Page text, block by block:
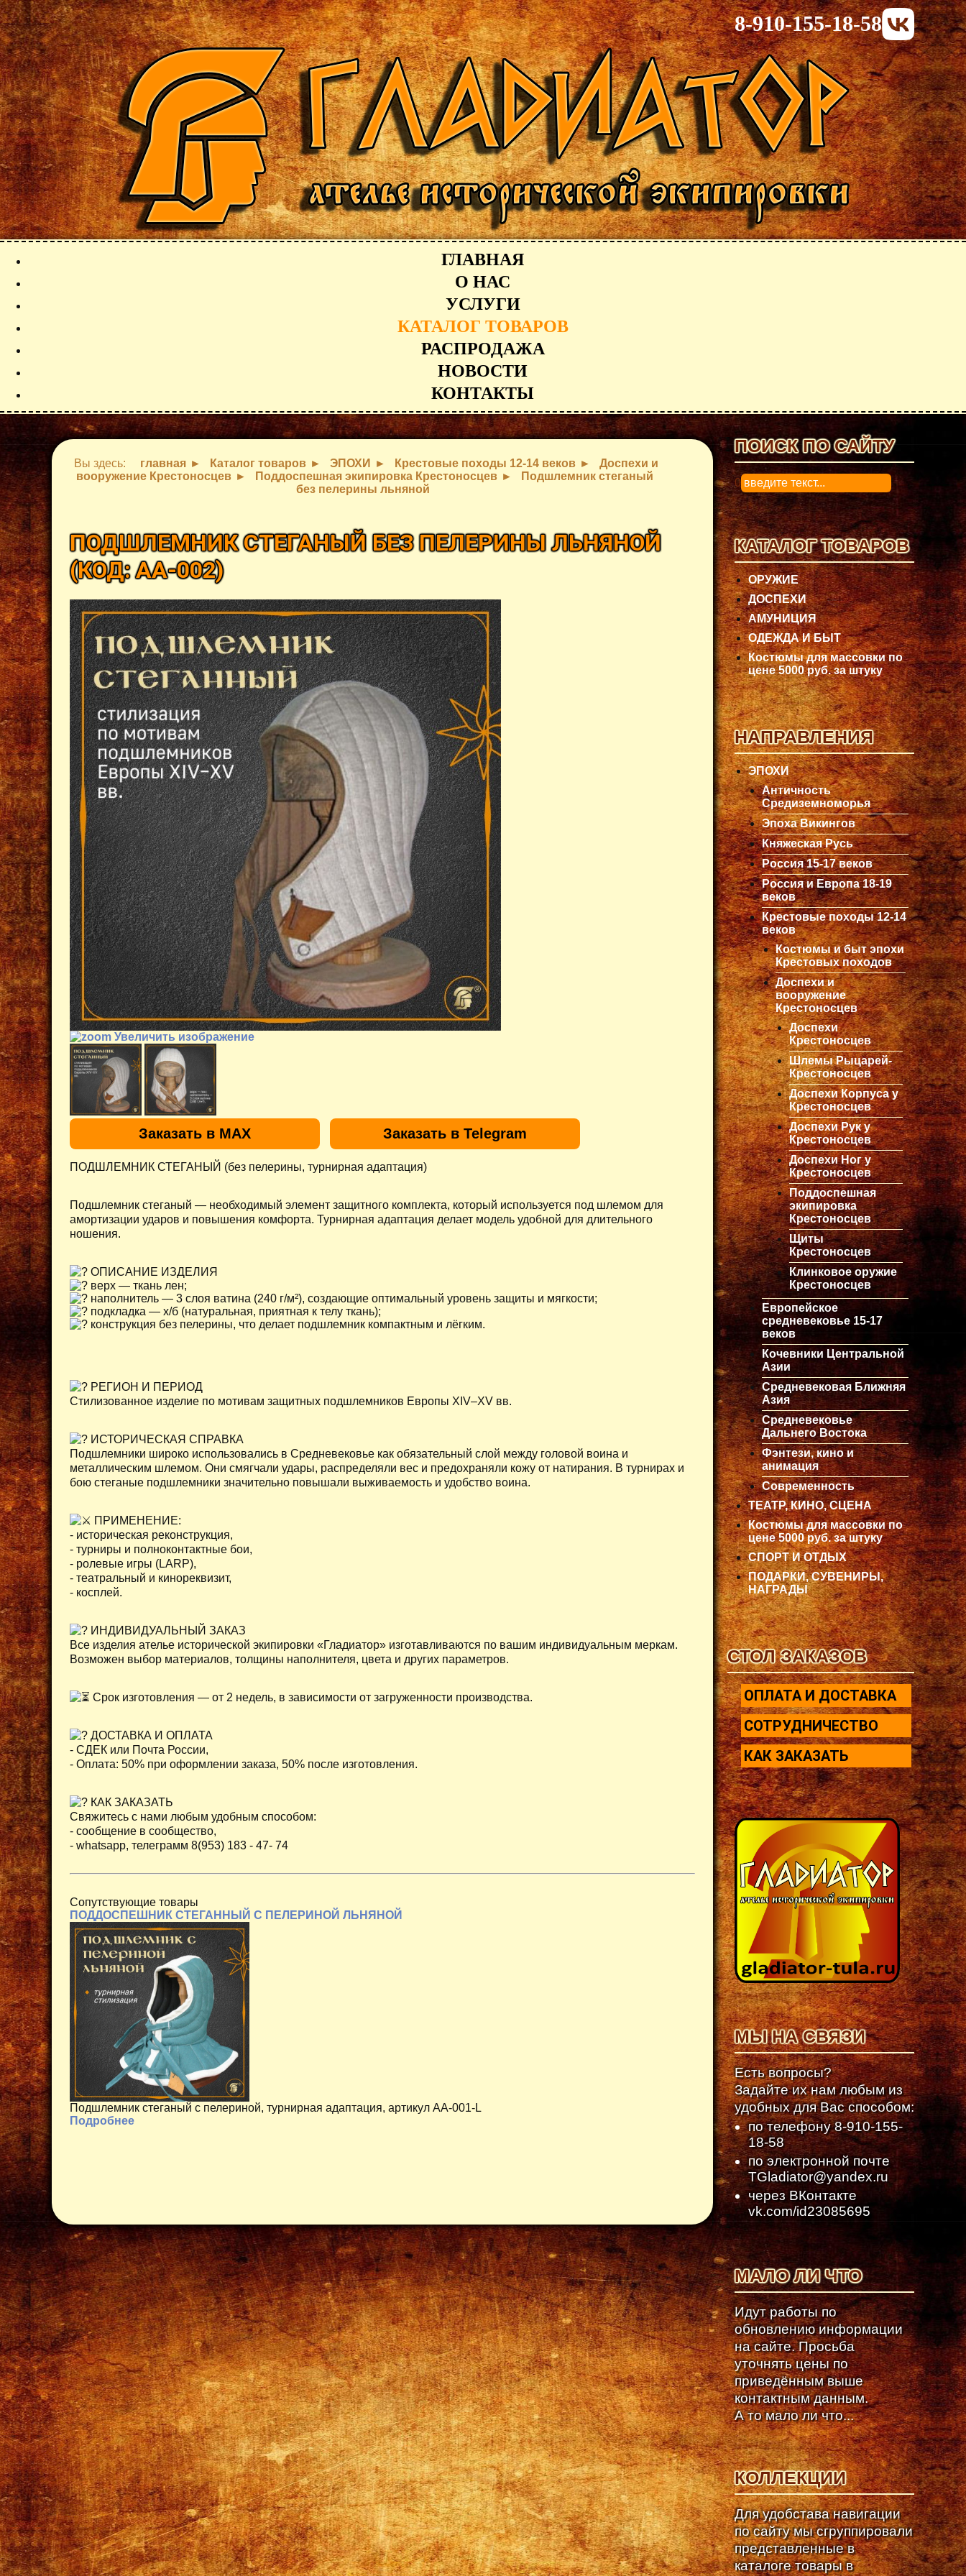
8-910-155-18-58
ГЛАВНАЯ
О НАС
УСЛУГИ
КАТАЛОГ ТОВАРОВ
РАСПРОДАЖА
НОВОСТИ
КОНТАКТЫ
Вы здесь: главная Каталог товаров ЭПОХИ Крестовые походы 12-14 веков
Доспехи и
вооружение Крестоносцев
Поддоспешная экипировка Крестоносцев
Подшлемник стеганый
без пелерины льняной
ПОДШЛЕМНИК СТЕГАНЫЙ БЕЗ ПЕЛЕРИНЫ ЛЬНЯНОЙ
(КОД:AA-002)
Увеличить изображение
Заказать в MAX Заказать в Telegram
ПОДШЛЕМНИК СТЕГАНЫЙ (без пелерины, турнирная адаптация)
Подшлемник стеганый — необходимый элемент защитного комплекта, который используется под шлемом для
амортизации ударов и повышения комфорта. Турнирная адаптация делает модель удобной для длительного
ношения.
ОПИСАНИЕ ИЗДЕЛИЯ
верх — ткань лен;
наполнитель — 3 слоя ватина (240 г/м²), создающие оптимальный уровень защиты и мягкости;
подкладка — х/б (натуральная, приятная к телу ткань);
конструкция без пелерины, что делает подшлемник компактным и лёгким.
РЕГИОН И ПЕРИОД
Стилизованное изделие по мотивам защитных подшлемников Европы XIV–XV вв.
ИСТОРИЧЕСКАЯ СПРАВКА
Подшлемники широко использовались в Средневековье как обязательный слой между головой воина и
металлическим шлемом. Они смягчали удары, распределяли вес и предохраняли кожу от натирания. В турнирах и
бою стеганые подшлемники значительно повышали выживаемость и удобство воина.
ПРИМЕНЕНИЕ:
- историческая реконструкция,
- турниры и полноконтактные бои,
- ролевые игры (LARP),
- театральный и кинореквизит,
- косплей.
ИНДИВИДУАЛЬНЫЙ ЗАКАЗ
Все изделия ателье исторической экипировки «Гладиатор» изготавливаются по вашим индивидуальным меркам.
Возможен выбор материалов, толщины наполнителя, цвета и других параметров.
Срок изготовления — от 2 недель, в зависимости от загруженности производства.
ДОСТАВКА И ОПЛАТА
- СДЕК или Почта России,
- Оплата: 50% при оформлении заказа, 50% после изготовления.
КАК ЗАКАЗАТЬ
Свяжитесь с нами любым удобным способом:
- сообщение в сообщество,
- whatsapp, телеграмм 8(953) 183 - 47- 74
Сопутствующие товары
ПОДДОСПЕШНИК СТЕГАННЫЙ С ПЕЛЕРИНОЙ ЛЬНЯНОЙ
Подшлемник стеганый с пелериной, турнирная адаптация, артикул AA-001-L
Подробнее
ПОИСК ПО САЙТУ
0
КАТАЛОГ ТОВАРОВ
ОРУЖИЕ
ДОСПЕХИ
АМУНИЦИЯ
ОДЕЖДА И БЫТ
Костюмы для массовки по
цене 5000 руб. за штуку
НАПРАВЛЕНИЯ
ЭПОХИ
Античность
Средиземноморья
Эпоха Викингов
Княжеская Русь
Россия 15-17 веков
Россия и Европа 18-19
веков
Крестовые походы 12-14
веков
Костюмы и быт эпохи
Крестовых походов
Доспехи и
вооружение
Крестоносцев
Доспехи
Крестоносцев
Шлемы Рыцарей-
Крестоносцев
Доспехи Корпуса у
Крестоносцев
Доспехи Рук у
Крестоносцев
Доспехи Ног у
Крестоносцев
Поддоспешная
экипировка
Крестоносцев
Щиты
Крестоносцев
Клинковое оружие
Крестоносцев
Европейское
средневековье 15-17
веков
Кочевники Центральной
Азии
Средневековая Ближняя
Азия
Средневековье
Дальнего Востока
Фэнтези, кино и
анимация
Современность
ТЕАТР, КИНО, СЦЕНА
Костюмы для массовки по
цене 5000 руб. за штуку
СПОРТ И ОТДЫХ
ПОДАРКИ, СУВЕНИРЫ,
НАГРАДЫ
СТОЛ ЗАКАЗОВ
ОПЛАТА И ДОСТАВКА
СОТРУДНИЧЕСТВО
КАК ЗАКАЗАТЬ
МЫ НА СВЯЗИ
Есть вопросы?
Задайте их нам любым из
удобных для Вас способом:
по телефону8-910-155-
18-58
по электронной почте
TGladiator@yandex.ru
через ВКонтакте
vk.com/id23085695
МАЛО ЛИ ЧТО
Идут работы по
обновлению информации
на сайте. Просьба
уточнять цены по
приведённым выше
контактным данным.
А то мало ли что...
КОЛЛЕКЦИИ
Для удобстава навигации
по сайту мы сгруппировали
представленные в
каталоге товары в